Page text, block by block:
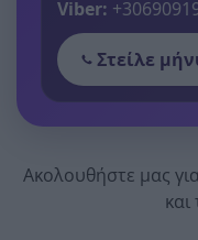
Viber:
Στείλε
Ακολουθήστε μας